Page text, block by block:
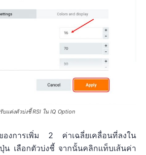
บแต่งตัวบ่งชี้ RSI ใน IQ Option
องการเพิ่ม 2 ค่าเฉลี่ยเคลื่อนที่ลงใน
น เลือกตัวบ่งชี้ จากนั้นคลิกแท็บเส้นค่า